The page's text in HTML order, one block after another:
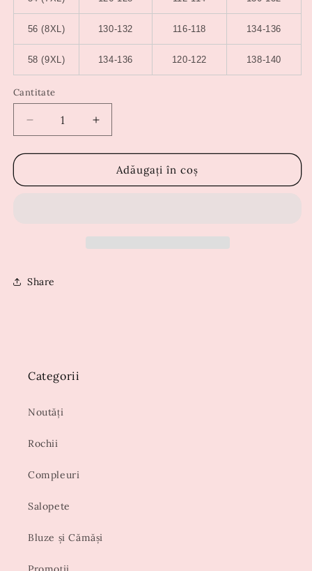
56 (8XL) 130-132 116-118 134-136
58 (9XL) 134-136 120-122 138-140
Cantitate
Reduceți
cantitatea
pentru
Erika
Creșteți
cantitatea
pentru
Rochie
Erika
Adăugați în coș
Share
Categorii
Noutăți
Rochii
Compleuri
Salopete
Bluze și Cămăși